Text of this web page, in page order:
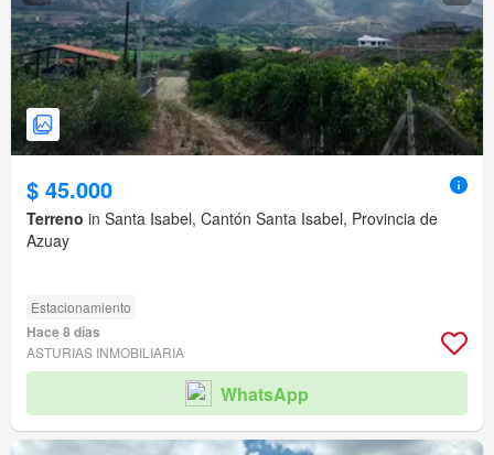
$ 45.000
Terreno in Santa Isabel, Cantón Santa Isabel, Provincia de
Azuay
Estacionamiento
Hace 8 días
ASTURIAS INMOBILIARIA
WhatsApp